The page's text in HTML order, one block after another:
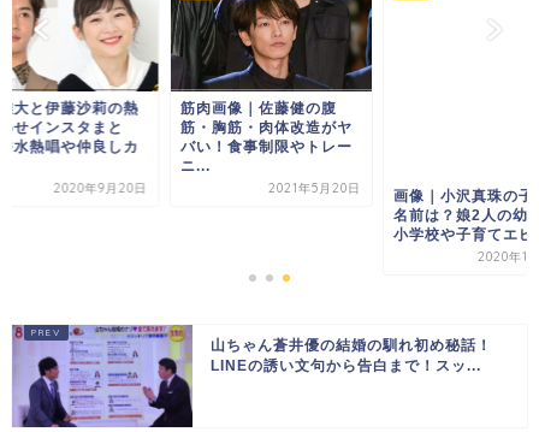
大と伊藤沙莉の熱
せインスタまと
水熱唱や仲良しカ
2020年9月20日
筋肉画像｜佐藤健の腹
筋・胸筋・肉体改造がヤ
バい！食事制限やトレー
ニ...
2021年5月20日
画像｜小沢真珠の子
名前は？娘2人の幼
小学校や子育てエピ
2020年11
山ちゃん蒼井優の結婚の馴れ初め秘話！
LINEの誘い文句から告白まで！スッ...